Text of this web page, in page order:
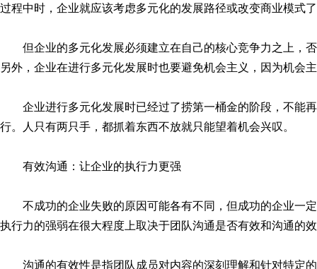
过程中时，企业就应该考虑多元化的发展路径或改变商业模式
但企业的多元化发展必须建立在自己的核心竞争力之上，
另外，企业在进行多元化发展时也要避免机会主义，因为机会
企业进行多元化发展时已经过了捞第一桶金的阶段，不能
行。人只有两只手，都抓着东西不放就只能望着机会兴叹。
有效沟通：让企业的执行力更强
不成功的企业失败的原因可能各有不同，但成功的企业一
执行力的强弱在很大程度上取决于团队沟通是否有效和沟通的
沟通的有效性是指团队成员对内容的深刻理解和针对特定